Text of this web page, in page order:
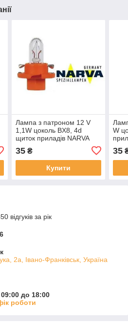
Лампа з патроном 12 V
1,1W цоколь BX8, 4d
щиток приладів NARVA
35₴
Купити
W
35
відгуків за рік
2а, Івано-Франківськ, Україна
до 18:00
роботи